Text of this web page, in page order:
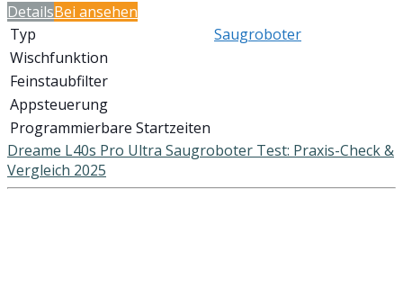
DetailsBei ansehen
Typ
Saugroboter
Wischfunktion
Feinstaubfilter
Appsteuerung
Programmierbare Startzeiten
Dreame L40s Pro Ultra Saugroboter Test: Praxis-Check &
Vergleich 2025